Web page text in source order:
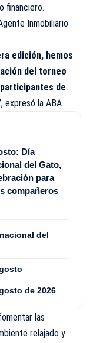
financiero.
Inmobiliario
edición, hemos
del torneo
de
expresó la ABA.
Día
del Gato,
para
compañeros
del
de 2026
las
relajado y